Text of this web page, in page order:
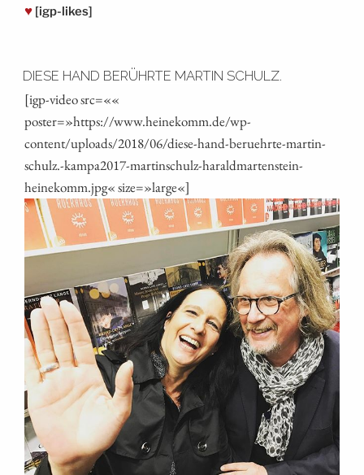
♥ [igp-likes]
DIESE HAND BERÜHRTE MARTIN SCHULZ.
[igp-video src=««
poster=»https://www.heinekomm.de/wp-
content/uploads/2018/06/diese-hand-beruehrte-martin-
schulz.-kampa2017-martinschulz-haraldmartenstein-
heinekomm.jpg« size=»large«]